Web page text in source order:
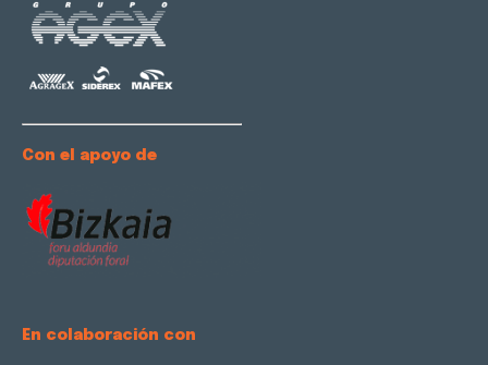
Con el apoyo de
En colaboración con